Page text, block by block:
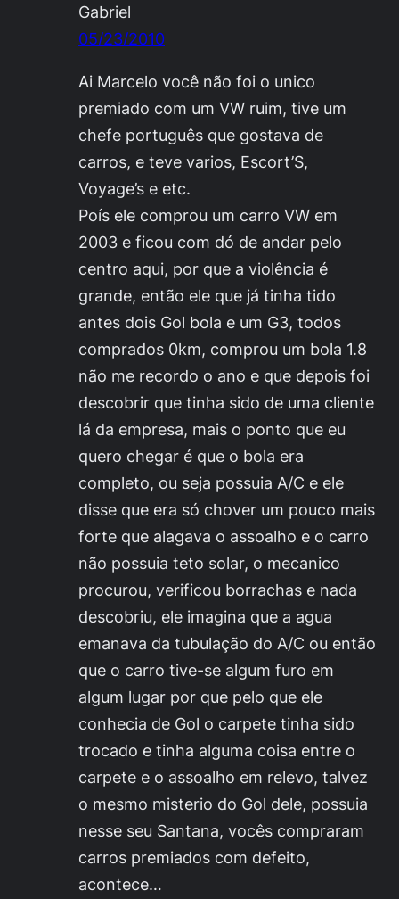
Gabriel
05/23/2010
Ai Marcelo você não foi o unico
premiado com um VW ruim, tive um
chefe português que gostava de
carros, e teve varios, Escort’S,
Voyage’s e etc.
Poís ele comprou um carro VW em
2003 e ficou com dó de andar pelo
centro aqui, por que a violência é
grande, então ele que já tinha tido
antes dois Gol bola e um G3, todos
comprados 0km, comprou um bola 1.8
não me recordo o ano e que depois foi
descobrir que tinha sido de uma cliente
lá da empresa, mais o ponto que eu
quero chegar é que o bola era
completo, ou seja possuia A/C e ele
disse que era só chover um pouco mais
forte que alagava o assoalho e o carro
não possuia teto solar, o mecanico
procurou, verificou borrachas e nada
descobriu, ele imagina que a agua
emanava da tubulação do A/C ou então
que o carro tive-se algum furo em
algum lugar por que pelo que ele
conhecia de Gol o carpete tinha sido
trocado e tinha alguma coisa entre o
carpete e o assoalho em relevo, talvez
o mesmo misterio do Gol dele, possuia
nesse seu Santana, vocês compraram
carros premiados com defeito,
acontece…